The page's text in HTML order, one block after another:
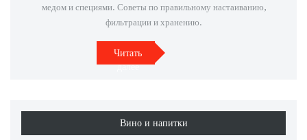
медом и специями. Советы по правильному настаиванию,
фильтрации и хранению.
Читать
далее
Вино и напитки